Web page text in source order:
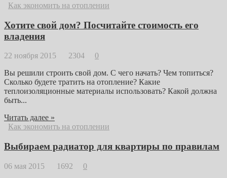
Как экономить на отоплении
Хотите свой дом? Посчитайте стоимость его
владения
22 ноября 2015 2304 0
Вы решили строить свой дом. С чего начать? Чем топиться?
Сколько будете тратить на отопление? Какие
теплоизоляционные материалы использовать? Какой должна
быть...
Читать далее »
Как экономить на отоплении
Выбираем радиатор для квартиры по правилам
06 мая 2015 1692 0